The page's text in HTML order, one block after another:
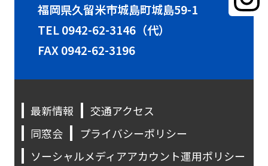
福岡県久留米市城島町城島59-1
TEL0942-62-3146（代）
FAX 0942-62-3196
最新情報
交通アクセス
同窓会
プライバシーポリシー
ソーシャルメディアアカウント運用ポリシー